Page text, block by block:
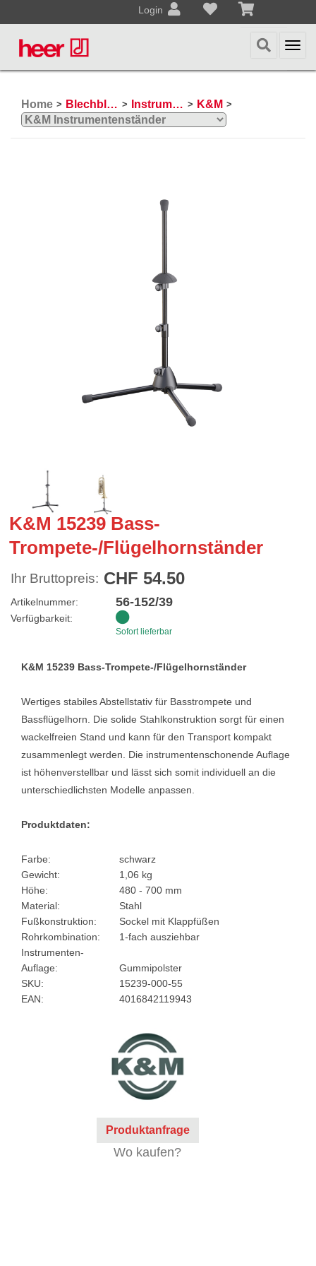
Login
Home > Blechblasinstrumente > Instrumentenständer und -halter > K&M >
K&M 15239 Bass-
Trompete-/Flügelhornständer
Ihr Bruttopreis: CHF 54.50
Artikelnummer: 56-152/39
Verfügbarkeit:
Sofort lieferbar
K&M 15239 Bass-Trompete-/Flügelhornständer
Wertiges stabiles Abstellstativ für Basstrompete und
Bassflügelhorn. Die solide Stahlkonstruktion sorgt für einen
wackelfreien Stand und kann für den Transport kompakt
zusammenlegt werden. Die instrumentenschonende Auflage
ist höhenverstellbar und lässt sich somit individuell an die
unterschiedlichsten Modelle anpassen.
Produktdaten:
Farbe:
schwarz
Gewicht:
1,06 kg
Höhe:
480 - 700 mm
Material:
Stahl
Fußkonstruktion:
Sockel mit Klappfüßen
Rohrkombination:
1-fach ausziehbar
Instrumenten-
Auflage:
Gummipolster
SKU:
15239-000-55
EAN:
4016842119943
Produktanfrage
Wo kaufen?